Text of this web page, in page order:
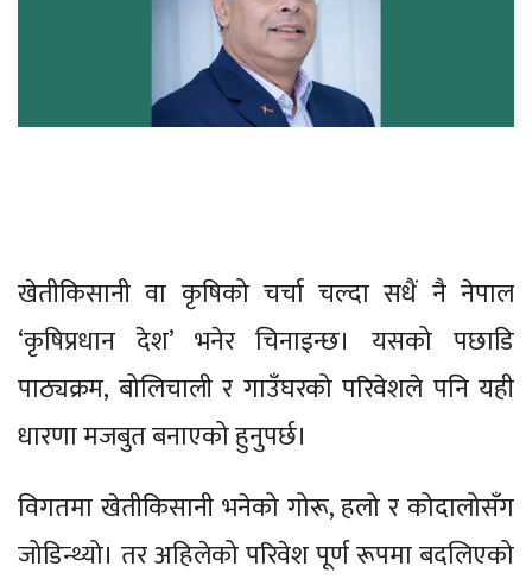
खेतीकिसानी वा कृषिको चर्चा चल्दा सधैं नै नेपाल
‘कृषिप्रधान देश’ भनेर चिनाइन्छ। यसको पछाडि
पाठ्यक्रम, बोलिचाली र गाउँघरको परिवेशले पनि यही
धारणा मजबुत बनाएको हुनुपर्छ।
विगतमा खेतीकिसानी भनेको गोरू, हलो र कोदालोसँग
जोडिन्थ्यो। तर अहिलेको परिवेश पूर्ण रूपमा बदलिएको